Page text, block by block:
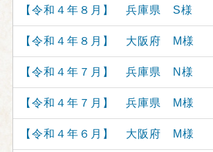
【令和４年８月】 兵庫県 S様
【令和４年８月】 大阪府 M様
【令和４年７月】 兵庫県 N様
【令和４年７月】 兵庫県 M様
【令和４年６月】 大阪府 M様